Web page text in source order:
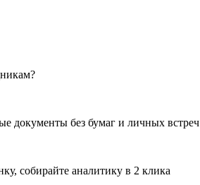
документы без бумаг и личных встреч
собирайте аналитику в 2 клика